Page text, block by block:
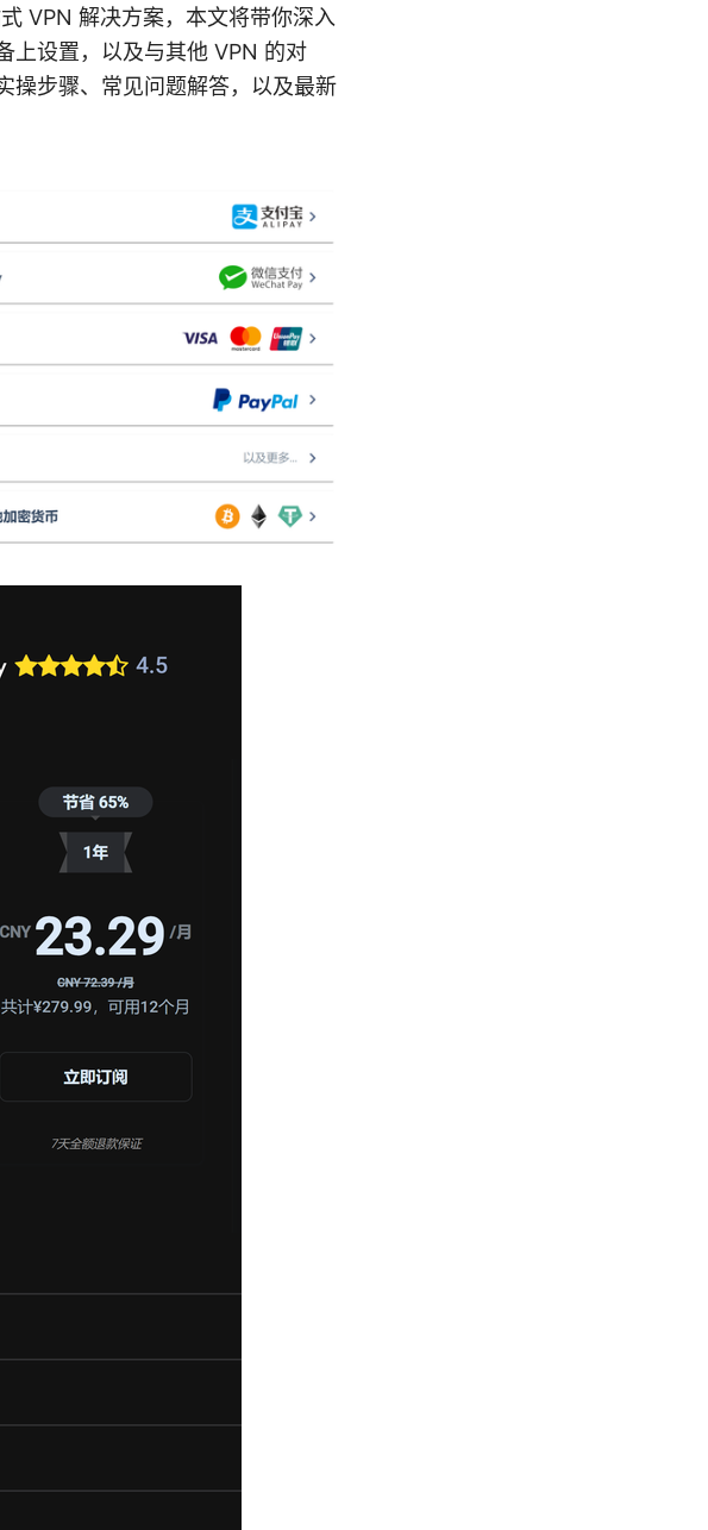
VPN 解决方案，本文将带你深入
上设置，以及与其他 VPN 的对
操步骤、常见问题解答，以及最新